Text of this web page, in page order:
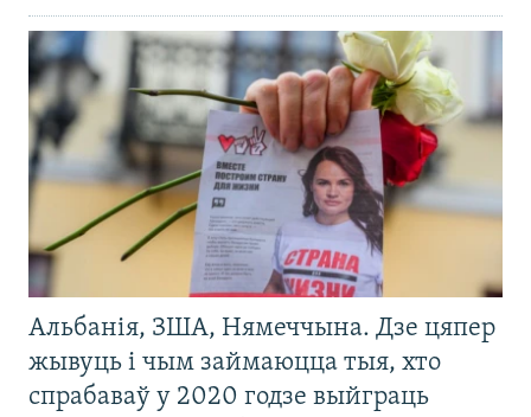
Альбанія, ЗША, Нямеччына. Дзе цяпер
жывуць і чым займаюцца тыя, хто
спрабаваў у 2020 годзе выйграць